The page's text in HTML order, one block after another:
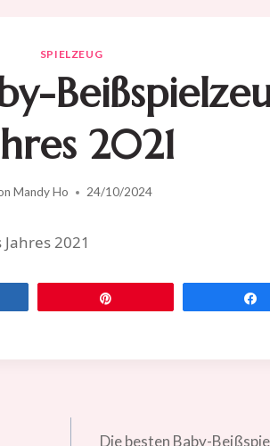
SPIELZEUG
2021
Mandy Ho 24/10/2024
2021
Die besten Baby-